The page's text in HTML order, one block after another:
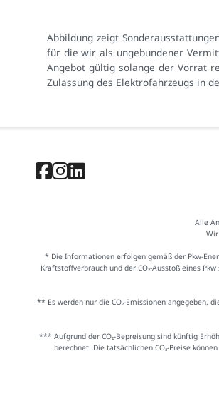
Abbildung zeigt
für die wir als ungebundener
Angebot gültig solange der Vorrat
Zulassung des Elektrofahrzeugs in
Alle
* Die Informationen erfolgen gemäß der Pkw-
Kraftstoffverbrauch und der CO₂-Ausstoß eines
** Es werden nur die CO₂-Emissionen angegeben,
*** Aufgrund der CO₂-Bepreisung sind künftig
berechnet. Die tatsächlichen CO₂-Preise